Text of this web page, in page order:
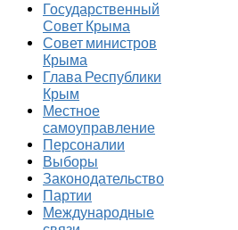
Государственный
Совет Крыма
Совет министров
Крыма
Глава Республики
Крым
Местное
самоуправление
Персоналии
Выборы
Законодательство
Партии
Международные